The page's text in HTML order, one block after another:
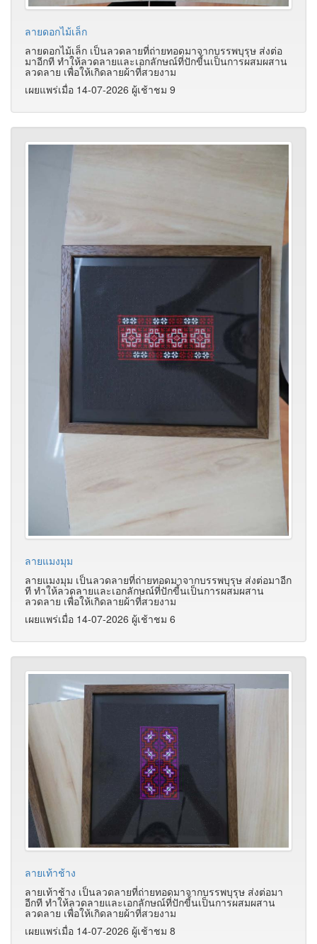
ลายดอกไม้เล็ก
ลายดอกไม้เล็ก เป็นลวดลายที่ถ่ายทอดมาจากบรรพบุรุษ ส่งต่อ
มาอีกที ทำให้ลวดลายและเอกลักษณ์ที่ปักขี้นเป็นการผสมผสาน
ลวดลาย เพื่อให้เกิดลายผ้าที่สวยงาม
เผยแพร่เมื่อ 14-07-2026 ผู้เช้าชม 9
ลายแมงมุม
ลายแมงมุม เป็นลวดลายที่ถ่ายทอดมาจากบรรพบุรุษ ส่งต่อมาอีก
ที ทำให้ลวดลายและเอกลักษณ์ที่ปักขี้นเป็นการผสมผสาน
ลวดลาย เพื่อให้เกิดลายผ้าที่สวยงาม
เผยแพร่เมื่อ 14-07-2026 ผู้เช้าชม 6
ลายเท้าช้าง
ลายเท้าช้าง เป็นลวดลายที่ถ่ายทอดมาจากบรรพบุรุษ ส่งต่อมา
อีกที ทำให้ลวดลายและเอกลักษณ์ที่ปักขี้นเป็นการผสมผสาน
ลวดลาย เพื่อให้เกิดลายผ้าที่สวยงาม
เผยแพร่เมื่อ 14-07-2026 ผู้เช้าชม 8